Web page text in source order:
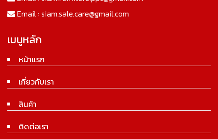
Email : siam.sale.care@gmail.com
เมนูหลัก
หน้าแรก
เกี่ยวกับเรา
สินค้า
ติดต่อเรา